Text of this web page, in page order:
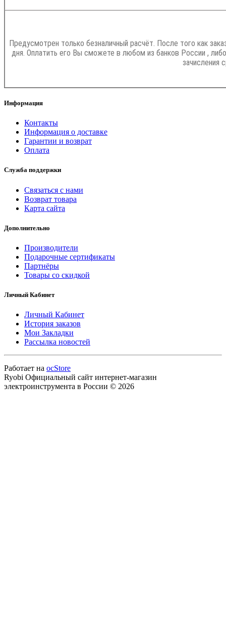
Предусмотрен только безналичный расчёт. После того как
дня. Оплатить его Вы сможете в любом из банков России ,
зачисления
Информация
Контакты
Информация о доставке
Гарантии и возврат
Оплата
Служба поддержки
Связаться с нами
Возврат товара
Карта сайта
Дополнительно
Производители
Подарочные сертификаты
Партнёры
Товары со скидкой
Личный Кабинет
Личный Кабинет
История заказов
Мои Закладки
Рассылка новостей
Работает на ocStore
Ryobi Официальный сайт интернет-магазин
электроинструмента в России © 2026